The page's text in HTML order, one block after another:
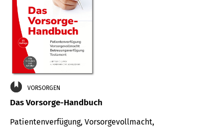
VORSORGEN
Das Vorsorge-Handbuch
Patientenverfügung, Vorsorgevollmacht,